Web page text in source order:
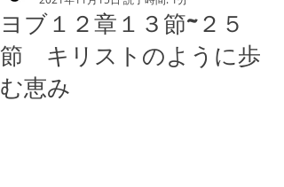
ヨブ１２章１３節~２５
節 キリストのように歩
む恵み